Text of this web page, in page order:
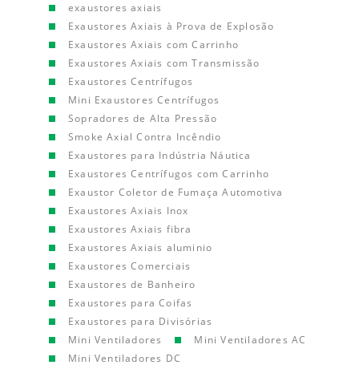
exaustores axiais
Exaustores Axiais à Prova de Explosão
Exaustores Axiais com Carrinho
Exaustores Axiais com Transmissão
Exaustores Centrífugos
Mini Exaustores Centrífugos
Sopradores de Alta Pressão
Smoke Axial Contra Incêndio
Exaustores para Indústria Náutica
Exaustores Centrífugos com Carrinho
Exaustor Coletor de Fumaça Automotiva
Exaustores Axiais Inox
Exaustores Axiais fibra
Exaustores Axiais aluminio
Exaustores Comerciais
Exaustores de Banheiro
Exaustores para Coifas
Exaustores para Divisórias
Mini Ventiladores
Mini Ventiladores AC
Mini Ventiladores DC